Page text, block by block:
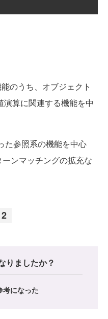
のうち、オブジェクト
算に関連する機能を中
た参照系の機能を中心
ンマッチングの拡充な
2
りましたか？
考になった